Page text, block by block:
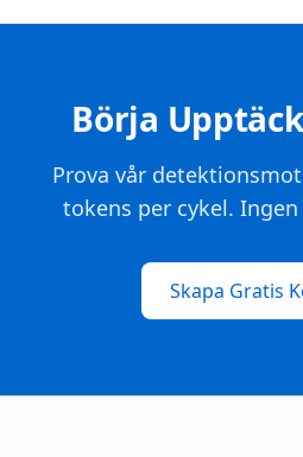
Börja
Prova vår
tokens per cykel.
Skapa Gratis